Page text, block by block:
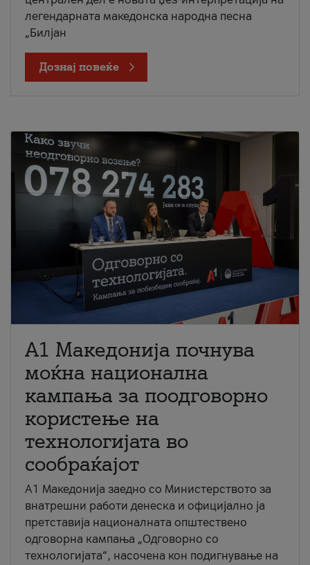
легендарната македонска народна песна
„Билјан
Дознај повеќе
A1 Македонија почнува
моќна национална
кампања за поодговорно
користење на
технологијата во
сообраќајот
A1 Македонија заедно со Министерството за
внатрешни работи денеска и официјално ја
претставија националната општествено
одговорна кампања „Одговорно со
технологијата“, насочена кон подигнување на